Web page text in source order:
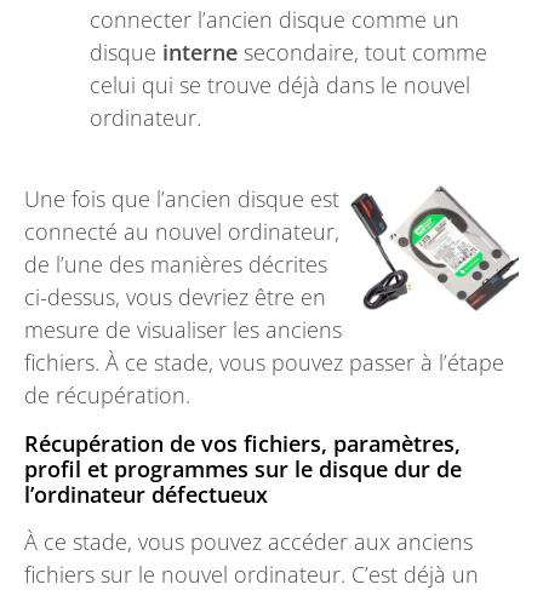
connecter l’ancien disque comme un
disque interne secondaire, tout comme
celui qui se trouve déjà dans le nouvel
ordinateur.
Une fois que l’ancien disque est
connecté au nouvel ordinateur,
de l’une des manières décrites
ci-dessus, vous devriez être en
mesure de visualiser les anciens
fichiers. À ce stade, vous pouvez passer à l’étape
de récupération.
Récupération de vos fichiers, paramètres,
profil et programmes sur le disque dur de
l’ordinateur défectueux
À ce stade, vous pouvez accéder aux anciens
fichiers sur le nouvel ordinateur. C’est déjà un